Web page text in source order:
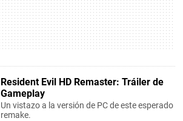
Resident Evil HD Remaster: Tráiler de
Gameplay
Un vistazo a la versión de PC de este esperado
remake.